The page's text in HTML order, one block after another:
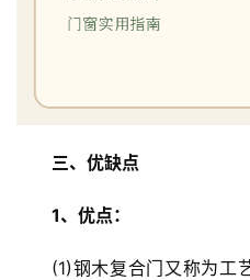
三、优缺点
1、优点：
(1)钢木复合门又称为工